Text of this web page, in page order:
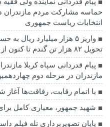
پیام قدردانی نماینده ولی فقیه
حماسه مشارکت مردم مازندران
انتخابات ریاست جمهوری
واریز ۵ هزار میلیارد
تحویل ۸۲ هزار تن گندم تا کنون از کشاورزان استان
پیام قدردانی سپاه کربلا
مازندران در مرحله دوم
با اتمام رقابت، رفاقت‌ها آغاز
شهید جمهور، معیاری کامل
پایان تصویربرداری تله فیلم